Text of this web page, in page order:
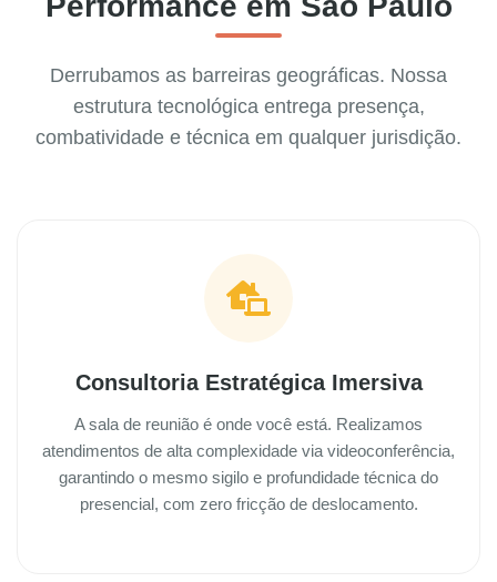
Derrubamos as barreiras geográficas. Nossa
estrutura tecnológica entrega presença,
combatividade e técnica em qualquer jurisdição.
Consultoria Estratégica Imersiva
A sala de reunião é onde você está. Realizamos
atendimentos de alta complexidade via videoconferência,
garantindo o mesmo sigilo e profundidade técnica do
presencial, com zero fricção de deslocamento.